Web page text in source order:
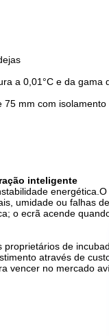
a 0,01°C e da gama
75 mm com
inteligente
energética. O
umidade ou falhas
o ecrã acende
proprietários de
através de
vencer no mercado